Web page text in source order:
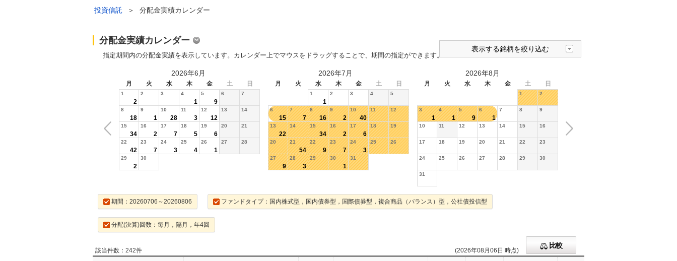
投資信託 ＞ 分配金実績カレンダー
分配金実績カレンダー
表示する銘柄を絞り込む
指定期間内の分配金実績を表示しています。カレンダー上でマウスをドラッグすることで、期間の指定ができます。
2026年6月 2026年7月 2026年8月
月 火 水 木 金 土 日 月 火 水 木 金 土 日 月 火 水 木 金 土 日
1
2
2 3 4
1
5
9
6 7
8
18
9
1
10
28
11
3
12
12
13 14
15
34
16
2
17
7
18
5
19
6
20 21
22
42
23
7
24
3
25
4
26
1
27 28
29
2
30
1
1
2 3 4 5
6
15
7
7
8
16
9
2
10
40
11 12
13
22
14 15
34
16
2
17
6
18 19
20 21
54
22
9
23
7
24
3
25 26
27
9
28
3
29 30
1
31
1 2
3
1
4
1
5
9
6
1
7 8 9
10 11 12 13 14 15 16
17 18 19 20 21 22 23
24 25 26 27 28 29 30
31
期間：20260706～20260806 ファンドタイプ：国内株式型，国内債券型，国際債券型，複合商品（バランス）型，公社債投信型
分配(決算)回数：毎月，隔月，年4回
該当件数：242件
比較
(2026年08月06日 時点)